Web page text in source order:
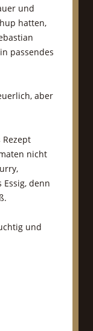
und
hatten,
passendes
aber
nicht
denn
und